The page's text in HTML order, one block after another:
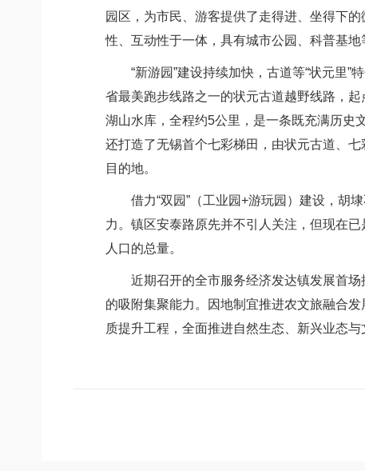
园区，为市民、游客提供了走得进、坐得下
性、互动性于一体，具有城市公园、科普基地
“新游园”建设持续加快，古道等“状元里”
省最美跑步线路之一的状元古道越野线路，
湖山水库，全程约5公里，是一条既充满历史
还打造了无锡首个七彩梯田，由状元古道、
目的地。
借力“双园”（工业园+游玩园）建设，胡埭
力。镇区安泰路原先并不引人关注，但现在
人口的总量。
近期召开的全市服务经济发达镇发展首场
的吸附集聚能力。因地制宜推进农文旅融合
质提升工程，全面推进自然生态、新兴业态与